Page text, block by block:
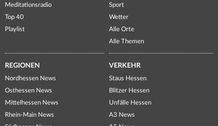
Meditationsradio
Top 40
Playlist
Sport
Wetter
Alle Orte
Alle Themen
REGIONEN
Nordhessen News
Osthessen News
Mittelhessen News
Rhein-Main News
VERKEHR
Staus Hessen
Blitzer Hessen
Unfälle Hessen
A3 News